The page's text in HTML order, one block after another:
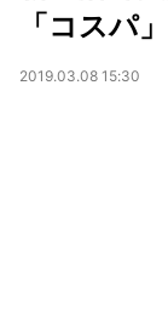
「コスパ
2019.03.08 15:30